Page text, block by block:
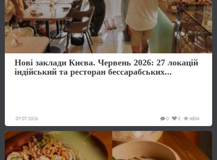
Нові заклади Києва. Червень 2026: 27 локацій
індійський та ресторан бессарабських...
07-07-2026 4804
0
0